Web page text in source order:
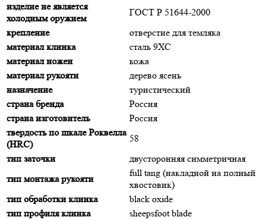
изделие не является
холодным оружием
ГОСТ Р 51644-2000
крепление
отверстие для темляка
материал клинка
сталь 9ХС
материал ножен
кожа
материал рукояти
дерево ясень
назначение
туристический
страна бренда
Россия
страна изготовитель
Россия
твердость по шкале Роквелла
(HRC)
58
тип заточки
двусторонняя симметричная
тип монтажа рукояти
full tang (накладной на полный
хвостовик)
тип обработки клинка
black oxide
тип профиля клинка
sheepsfoot blade